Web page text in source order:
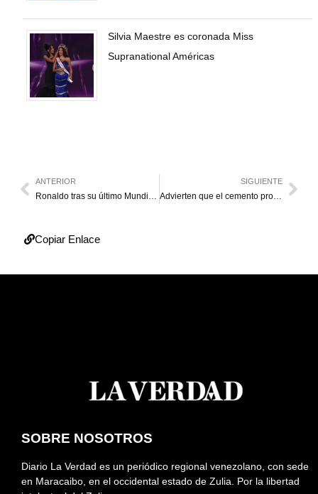
Silvia Maestre es coronada Miss
Supranational Américas
ANTERIOR SIGUIENTE
Advierten que el cemento producido en el país no es apto para reconstruir después de los terremotos
Copiar Enlace
SOBRE NOSOTROS
Diario La Verdad es un periódico regional venezolano, con sede
en Maracaibo, en el occidental estado de Zulia. Por la libertad